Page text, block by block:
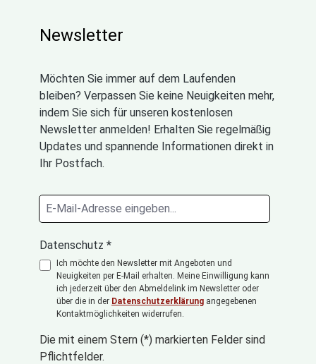
Newsletter
Möchten Sie immer auf dem Laufenden
bleiben? Verpassen Sie keine Neuigkeiten mehr,
indem Sie sich für unseren kostenlosen
Newsletter anmelden! Erhalten Sie regelmäßig
Updates und spannende Informationen direkt in
Ihr Postfach.
Datenschutz *
Ich möchte den Newsletter mit Angeboten und
Neuigkeiten per E-Mail erhalten. Meine Einwilligung kann
ich jederzeit über den Abmeldelink im Newsletter oder
über die in der Datenschutzerklärung angegebenen
Kontaktmöglichkeiten widerrufen.
Die mit einem Stern (*) markierten Felder sind
Pflichtfelder.